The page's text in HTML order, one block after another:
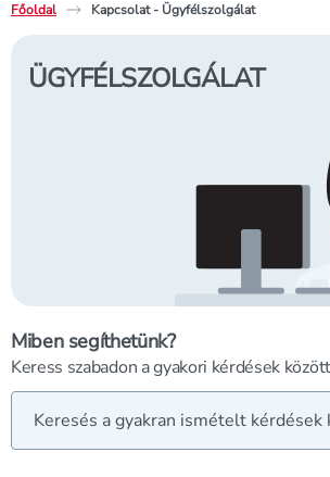
Főoldal Kapcsolat - Ügyfélszolgálat
ÜGYFÉLSZOLGÁLAT
Miben segíthetünk?
Keress szabadon a gyakori kérdések